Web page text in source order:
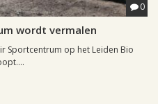
0
wordt vermalen
Sportcentrum op het Leiden Bio